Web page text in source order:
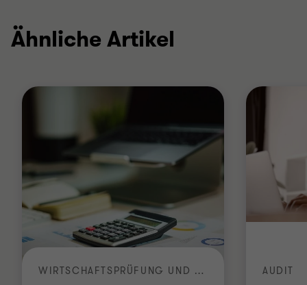
Ähnliche Artikel
WIRTSCHAFTSPRÜFUNG UND BUCHHALTUNG AUDIT